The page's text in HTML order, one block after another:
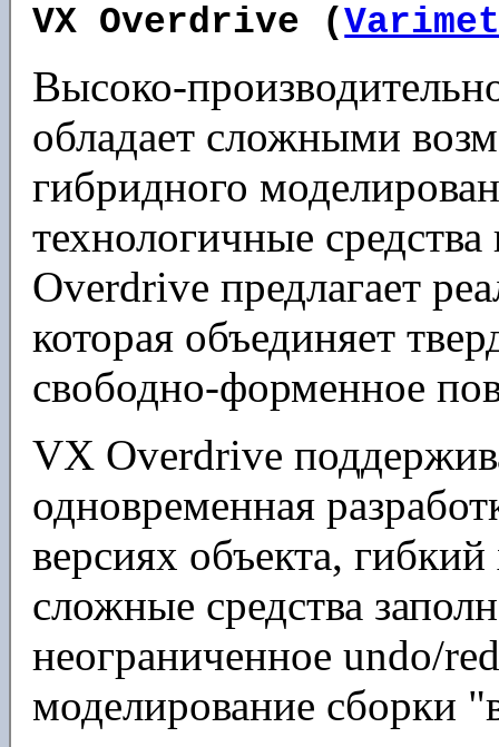
VX Overdrive (
Высоко-
обладает сложными
гибридного
технологичные
Overdrive предлагает
которая объединяет
свободно-форменное
VX Overdrive
одновременная
версиях объекта,
сложные средства
неограниченное undo/
моделирование сборки